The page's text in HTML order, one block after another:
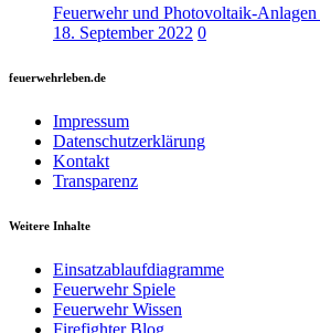
Feuerwehr und Photovoltaik-
18. September 2022 0
feuerwehrleben.de
Impressum
Datenschutzerklärung
Kontakt
Transparenz
Weitere Inhalte
Einsatzablaufdiagramme
Feuerwehr Spiele
Feuerwehr Wissen
Firefighter Blog